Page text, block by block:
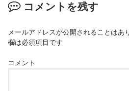
コメントを残す
メールアドレスが公開されることはあ
欄は必須項目です
コメント